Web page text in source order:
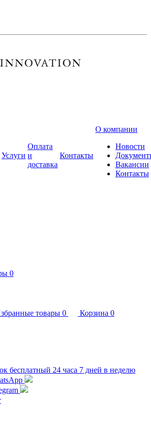
Услуги
Оплата
и
доставка
Контакты
О компании
Новости
Вакансии
Контакты
0
товары 0 Корзина 0
бесплатный 24 часа 7 дней в неделю